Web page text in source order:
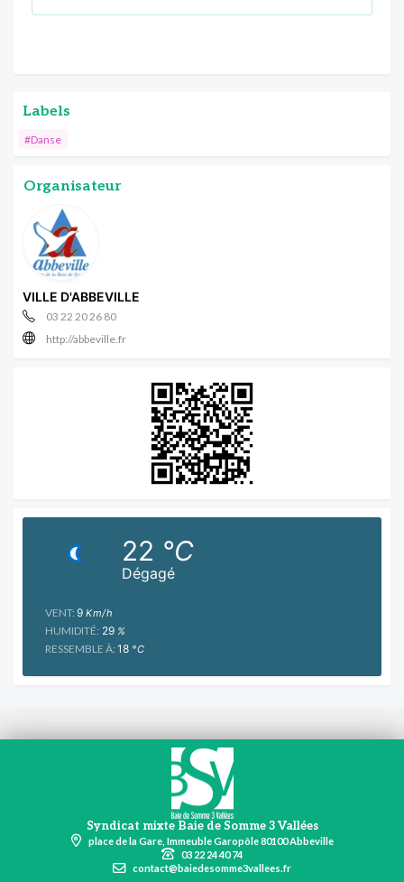
Labels
#Danse
Organisateur
VILLE D'ABBEVILLE
03 22 20 26 80
http://abbeville.fr
Dégagé
22 °C
VENT: 9 Km/h
HUMIDITÉ: 29 %
RESSEMBLE À: 18 °C
Syndicat mixte Baie de Somme 3 Vallées
place de la Gare, Immeuble Garopôle 80100 Abbeville
03 22 24 40 74
contact@baiedesomme3vallees.fr